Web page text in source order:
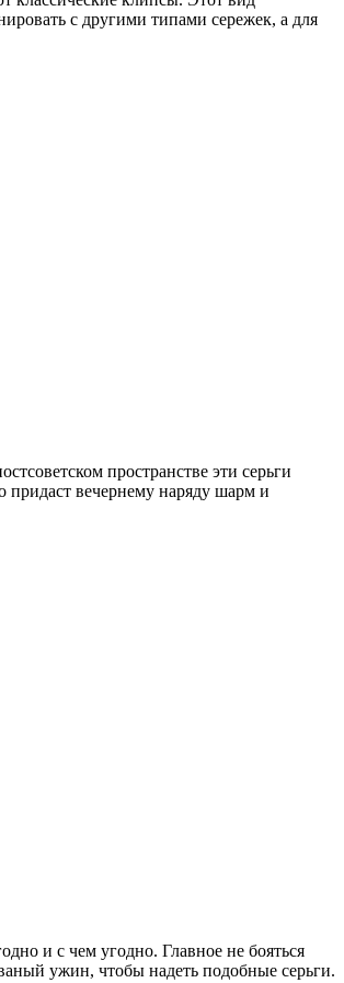
с другими типами сережек, а для
пространстве эти серьги
придаст вечернему наряду шарм и
и с чем угодно. Главное не бояться
ужин, чтобы надеть подобные серьги.